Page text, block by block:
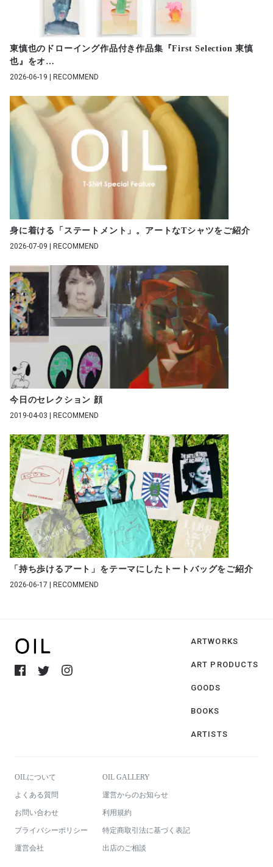
東慎也のドローイング作品付き作品集『First Selection 東慎
也』をオ …
2026-06-19 | RECOMMEND
身に着ける「ステートメント」。アートなTシャツをご紹介
2026-07-09 | RECOMMEND
今日のセレクション 顔
2019-04-03 | RECOMMEND
「持ち歩けるアート」をテーマにしたトートバッグをご紹介
2026-06-17 | RECOMMEND
ARTWORKS
ART PRODUCTS
GOODS
BOOKS
ARTISTS
OILについて OIL GALLERY
よくある質問 運営からのお知らせ
お問い合わせ 利用規約
プライバシーポリシー 特定商取引法に基づく表記
運営会社 出店のご相談